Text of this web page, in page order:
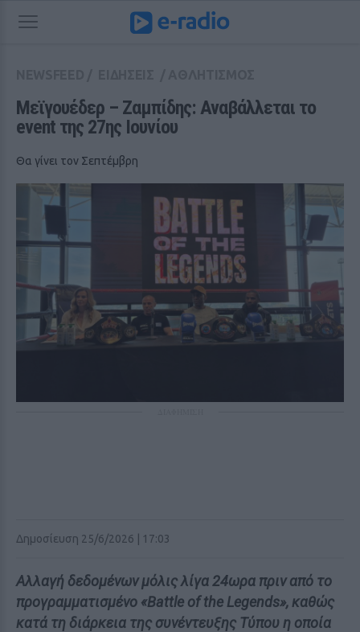
Μεϊγουέδερ – Ζαμπίδης: Αναβάλλεται το
event της 27ης Ιουνίου
Θα γίνει τον Σεπτέμβρη
Δημοσίευση 25/6/2026 | 17:03
Αλλαγή δεδομένων μόλις λίγα 24ωρα πριν από το
προγραμματισμένο «Battle of the Legends», καθώς
κατά τη διάρκεια της συνέντευξης Τύπου η οποία